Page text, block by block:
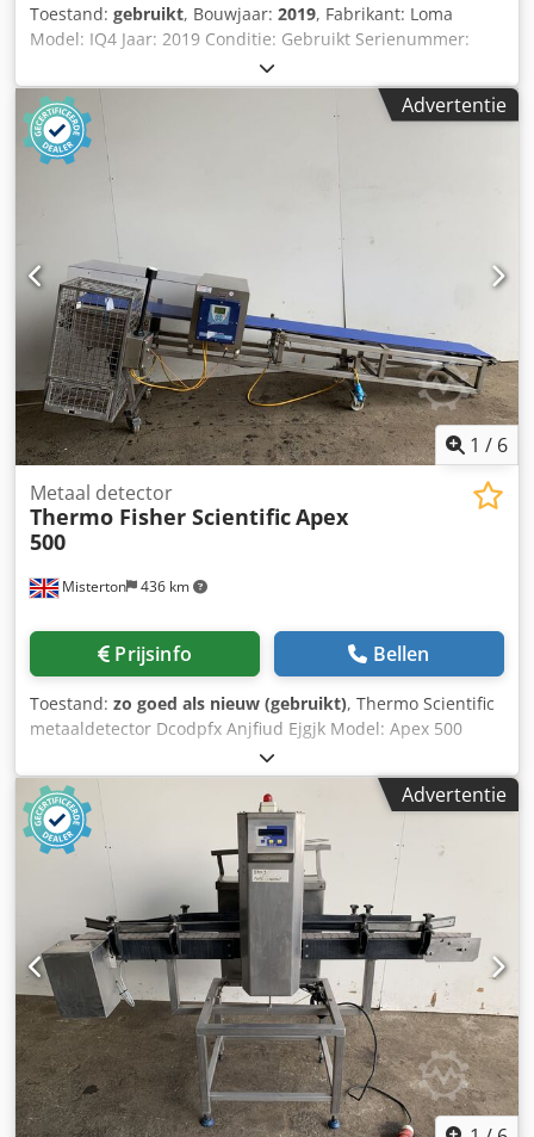
Toestand: gebruikt, Bouwjaar: 2019, Fabrikant: Loma
Model: IQ4 Jaar: 2019 Conditie: Gebruikt Serienummer:
Q4W35-20-47098D Voorraad nummer: 3404J Bandbreedte:
300 mm Doorgang: 350 x 130 mm (BxH) Perslucht: 6 - 8 Bar
Vermogen: 240VAC, 50Hz, 1Ph Dcsdeznmh Uepfx Angsk
Afmetingen: 2000 x 1100 x 1500 mm Met pneumatische
uitwerp, licht- en geluidssignaal
Advertentie
1 / 6
Misterton 436 km
Metaal detector
Thermo Fisher ScientificApex
500
Prijsinfo Bellen
Toestand: zo goed als nieuw (gebruikt), Thermo Scientific
metaaldetector Dcodpfx Anjfiud Ejgjk Model: Apex 500
Roestvrijstalen frame, verhoogt van 300mm naar 950mm,
pneumatische klapband met reject bin, 450mm x 160mm,
riemmaat 3300mm x 320mm, 3Ph, verrijdbaar Advertentie